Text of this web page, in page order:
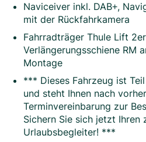
Naviceiver inkl. DAB+,
mit der Rückfahrkamera
Fahrradträger Thule Lift
Verlängerungsschiene RM
Montage
*** Dieses Fahrzeug ist
und steht Ihnen nach
Terminvereinbarung zur
Sichern Sie sich jetzt Ihren
Urlaubsbegleiter! ***